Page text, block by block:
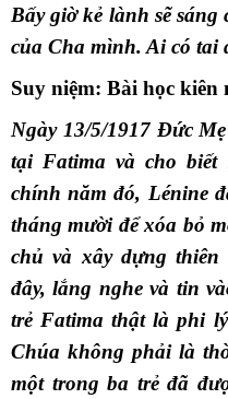
Bấy giờ kẻ lành sẽ
của Cha mình. Ai có tai
Suy niệm: Bài học kiên
Ngày 13/5/1917 Ðức
tại Fatima và cho
chính năm đó, Lénine
tháng mười để xóa bỏ
chủ và xây dựng
đây, lắng nghe và tin
trẻ Fatima thật là phi
Chúa không phải là
một trong ba trẻ đã